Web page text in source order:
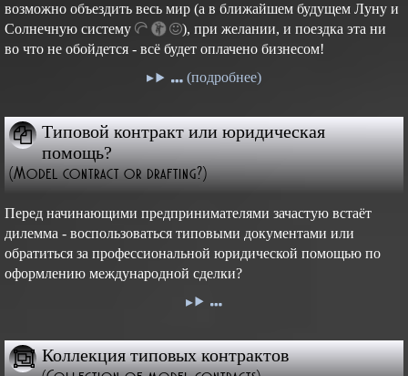
возможно объездить весь мир (а в ближайшем будущем Луну и
Cолнечную систему ), при желании, и поездка эта ни
во что не обойдется - всё будет оплачено бизнесом!
(подробнее)
Типовой контракт или юридическая
помощь?
(Model contract or drafting?)
Перед начинающими предпринимателями зачастую встаёт
дилемма - воспользоваться типовыми документами или
обратиться за профессиональной юридической помощью по
оформлению международной сделки?
Коллекция типовых контрактов